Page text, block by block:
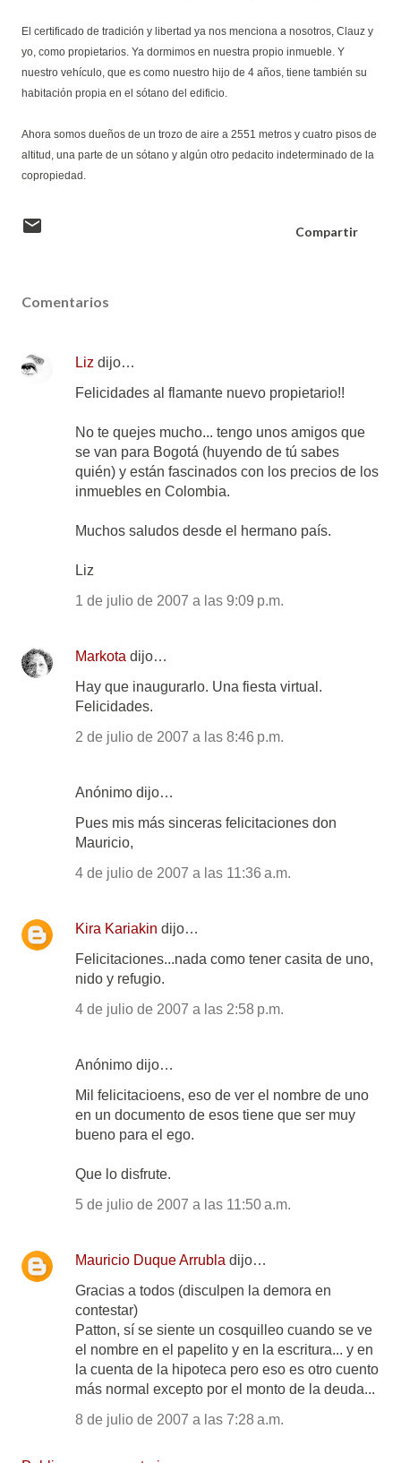
El certificado de tradición y libertad ya nos menciona a nosotros, Clauz y
yo, como propietarios. Ya dormimos en nuestra propio inmueble. Y
nuestro vehículo, que es como nuestro hijo de 4 años, tiene también su
habitación propia en el sótano del edificio.
Ahora somos dueños de un trozo de aire a 2551 metros y cuatro pisos de
altitud, una parte de un sótano y algún otro pedacito indeterminado de la
copropiedad.
Compartir
Comentarios
Liz dijo…
Felicidades al flamante nuevo propietario!!
No te quejes mucho... tengo unos amigos que
se van para Bogotá (huyendo de tú sabes
quién) y están fascinados con los precios de los
inmuebles en Colombia.
Muchos saludos desde el hermano país.
Liz
1 de julio de 2007 a las 9:09 p.m.
Markota dijo…
Hay que inaugurarlo. Una fiesta virtual.
Felicidades.
2 de julio de 2007 a las 8:46 p.m.
Anónimo dijo…
Pues mis más sinceras felicitaciones don
Mauricio,
4 de julio de 2007 a las 11:36 a.m.
Kira Kariakin dijo…
Felicitaciones...nada como tener casita de uno,
nido y refugio.
4 de julio de 2007 a las 2:58 p.m.
Anónimo dijo…
Mil felicitacioens, eso de ver el nombre de uno
en un documento de esos tiene que ser muy
bueno para el ego.
Que lo disfrute.
5 de julio de 2007 a las 11:50 a.m.
Mauricio Duque Arrubla dijo…
Gracias a todos (disculpen la demora en
contestar)
Patton, sí se siente un cosquilleo cuando se ve
el nombre en el papelito y en la escritura... y en
la cuenta de la hipoteca pero eso es otro cuento
más normal excepto por el monto de la deuda...
8 de julio de 2007 a las 7:28 a.m.